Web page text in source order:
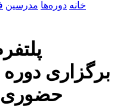
خانه دوره‌ها مدرسین
برگزاری
حضوری